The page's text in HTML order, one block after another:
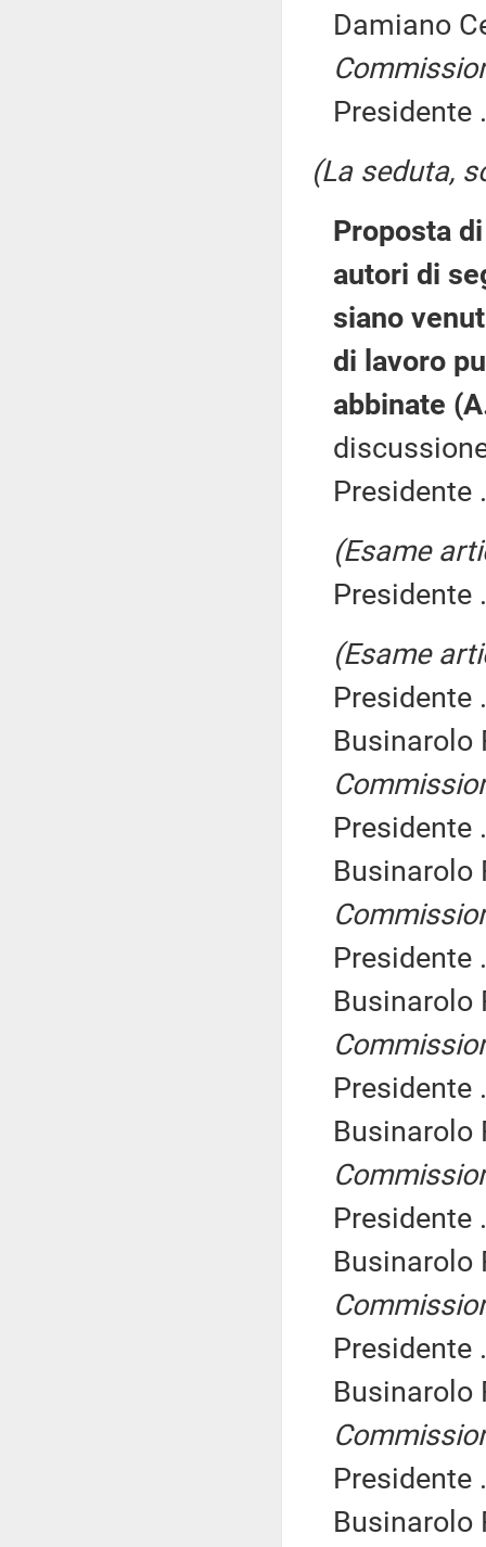
Damiano
Presidente
(La seduta,
Proposta
autori di
siano
di lavoro
abbinate
Presidente
(Esame
Presidente
(Esame
Presidente
Businarolo
Presidente
Businarolo
Presidente
Businarolo
Presidente
Businarolo
Presidente
Businarolo
Presidente
Businarolo
Presidente
Businarolo